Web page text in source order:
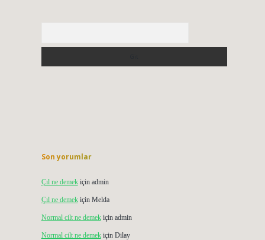
Son yorumlar
Çıl ne demekiçin admin
Çıl ne demekiçin Melda
Normal cilt ne demekiçin admin
Normal cilt ne demekiçin Dilay